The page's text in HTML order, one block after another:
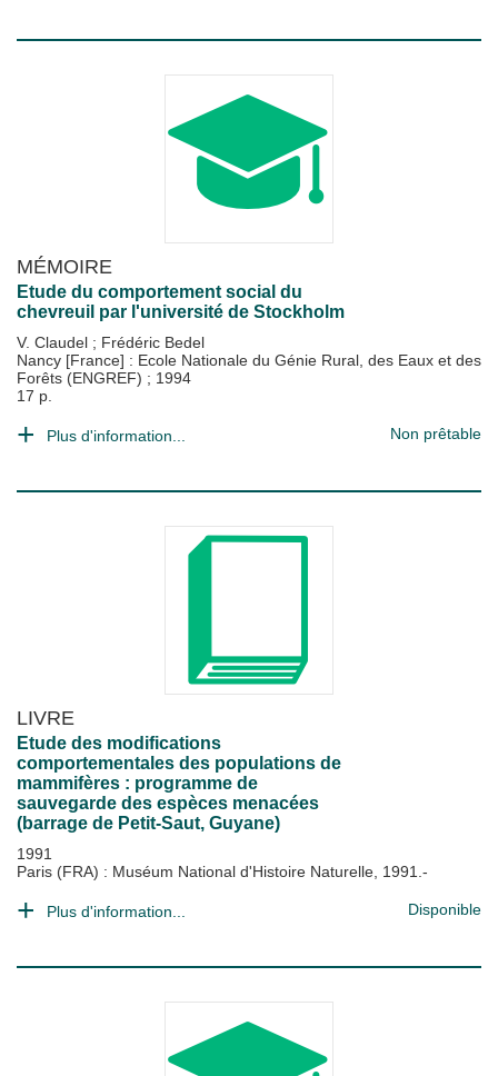
MÉMOIRE
Etude du comportement social du
chevreuil par l'université de Stockholm
V. Claudel ; Frédéric Bedel
Nancy [France] : Ecole Nationale du Génie Rural, des Eaux et des
Forêts (ENGREF) ; 1994
17 p.
Plus d'information... Non prêtable
LIVRE
Etude des modifications
comportementales des populations de
mammifères : programme de
sauvegarde des espèces menacées
(barrage de Petit-Saut, Guyane)
1991
Paris (FRA) : Muséum National d'Histoire Naturelle, 1991.-
Plus d'information... Disponible